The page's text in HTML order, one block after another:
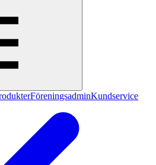
FöreningsadminKundservice